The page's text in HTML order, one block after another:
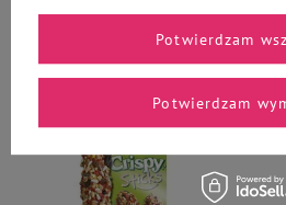
Do koszyka
Potwierdzam
Potwierdzam